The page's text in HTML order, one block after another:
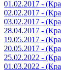
01.02.2017 -
02.02.2017 -
03.02.2017 -
28.04.2017 -
19.05.2017 -
20.05.2017 -
25.02.2022 -
01.03.2022 -